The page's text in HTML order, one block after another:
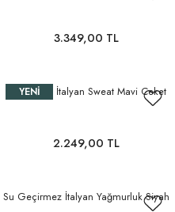
3.349,00 TL
YENI
Sırtı Payetli İtalyan Sweat Mavi Ceket
2.249,00 TL
Su Geçirmez İtalyan Yağmurluk Siyah